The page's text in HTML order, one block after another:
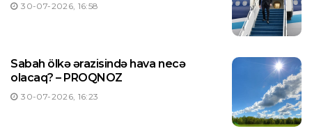
30-07-2026, 16:58
Sabah ölkə ərazisində hava necə
olacaq? – PROQNOZ
30-07-2026, 16:23